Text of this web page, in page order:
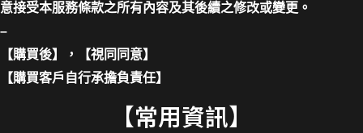
意接受本服務條款之所有內容及其後續之修改或變更。
–
【購買後】，【視同同意】
【購買客戶自行承擔負責任】
【常用資訊】